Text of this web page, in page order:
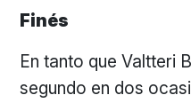
Finés
En tanto que Valtteri
segundo en dos